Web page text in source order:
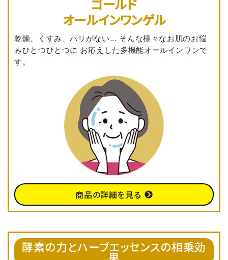
ゴールド
オールインワンゲル
乾燥、くすみ、ハリがない... そんな様々なお肌のお悩
みひとつひとつに お応えした多機能オールインワンで
す。
商品の詳細を見る
酵素の力とハーブエッセンスの相乗効